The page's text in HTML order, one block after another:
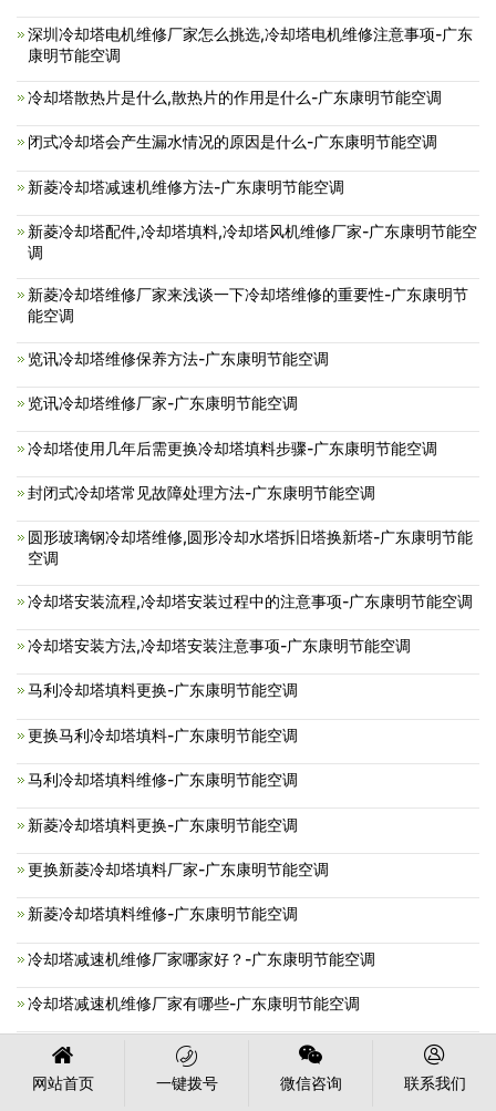
深圳冷却塔电机维修厂家怎么挑选,冷却塔电机维修注意事项-广东
康明节能空调
冷却塔散热片是什么,散热片的作用是什么-广东康明节能空调
闭式冷却塔会产生漏水情况的原因是什么-广东康明节能空调
新菱冷却塔减速机维修方法-广东康明节能空调
新菱冷却塔配件,冷却塔填料,冷却塔风机维修厂家-广东康明节能空
调
新菱冷却塔维修厂家来浅谈一下冷却塔维修的重要性-广东康明节
能空调
览讯冷却塔维修保养方法-广东康明节能空调
览讯冷却塔维修厂家-广东康明节能空调
冷却塔使用几年后需更换冷却塔填料步骤-广东康明节能空调
封闭式冷却塔常见故障处理方法-广东康明节能空调
圆形玻璃钢冷却塔维修,圆形冷却水塔拆旧塔换新塔-广东康明节能
空调
冷却塔安装流程,冷却塔安装过程中的注意事项-广东康明节能空调
冷却塔安装方法,冷却塔安装注意事项-广东康明节能空调
马利冷却塔填料更换-广东康明节能空调
更换马利冷却塔填料-广东康明节能空调
马利冷却塔填料维修-广东康明节能空调
新菱冷却塔填料更换-广东康明节能空调
更换新菱冷却塔填料厂家-广东康明节能空调
新菱冷却塔填料维修-广东康明节能空调
冷却塔减速机维修厂家哪家好？-广东康明节能空调
冷却塔减速机维修厂家有哪些-广东康明节能空调
冷却塔风机分类,冷却塔风机维修方法-广东康明节能空调
2022清明节放假通知-广东康明节能空调
网站首页 一键拨号 微信咨询 联系我们